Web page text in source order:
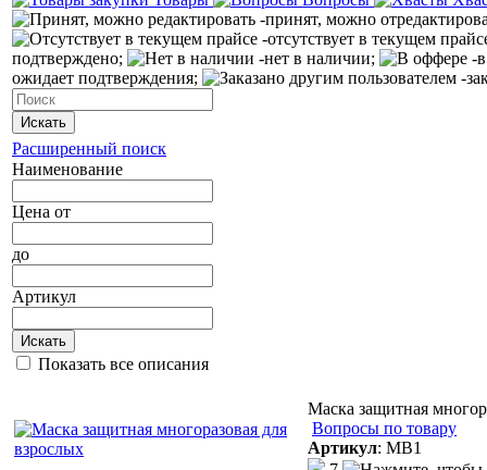
-принят, можно
-отсутствует в текущем
подтверждено;
-нет в наличии;
-
ожидает подтверждения;
-
Искать
Расширенный поиск
Наименование
Цена от
до
Артикул
Искать
Показать все описания
Маска защитная
Вопросы по товару
Артикул: МВ1